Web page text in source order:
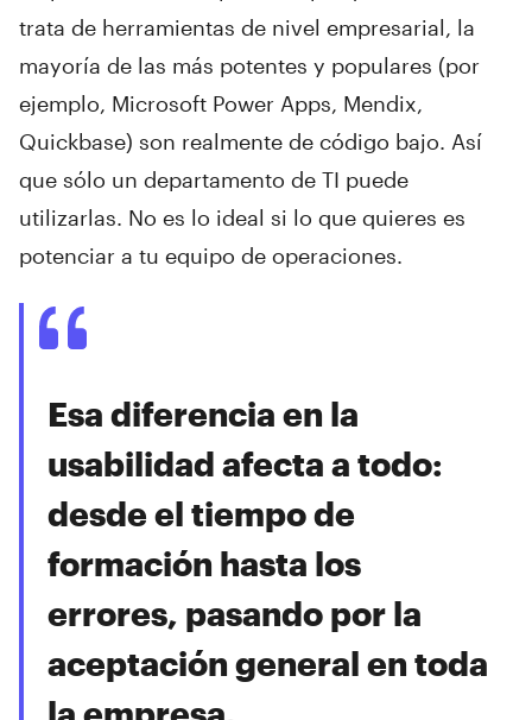
trata de herramientas de nivel empresarial, la
mayoría de las más potentes y populares (por
ejemplo, Microsoft Power Apps, Mendix,
Quickbase) son realmente de código bajo. Así
que sólo un departamento de TI puede
utilizarlas. No es lo ideal si lo que quieres es
potenciar a tu equipo de operaciones.
Esa diferencia en la
usabilidad afecta a todo:
desde el tiempo de
formación hasta los
errores, pasando por la
aceptación general en toda